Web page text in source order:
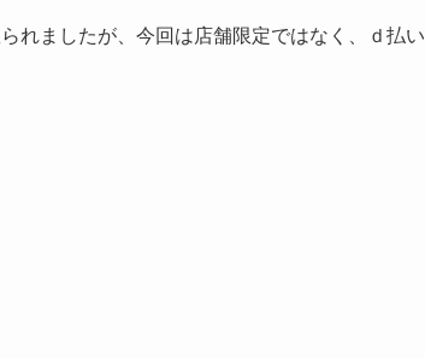
れましたが、今回は店舗限定ではなく、ｄ払い